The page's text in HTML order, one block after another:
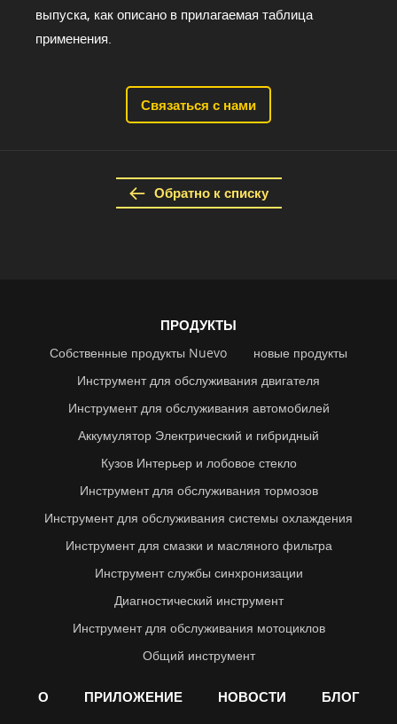
выпуска, как описано в прилагаемая таблица
применения.
Связаться с нами
Обратно к списку
ПРОДУКТЫ
Собственные продукты Nuevo
новые продукты
Инструмент для обслуживания двигателя
Инструмент для обслуживания автомобилей
Аккумулятор Электрический и гибридный
Кузов Интерьер и лобовое стекло
Инструмент для обслуживания тормозов
Инструмент для обслуживания системы охлаждения
Инструмент для смазки и масляного фильтра
Инструмент службы синхронизации
Диагностический инструмент
Инструмент для обслуживания мотоциклов
Общий инструмент
О ПРИЛОЖЕНИЕ НОВОСТИ БЛОГ